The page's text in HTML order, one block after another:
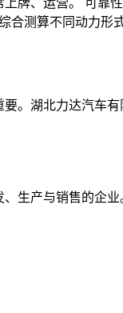
牌、运营。 可靠
测算不同动力形
。湖北力达汽车
生产与销售的企